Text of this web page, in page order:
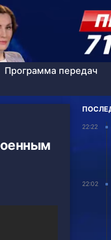
Программа передач
22:22
22:02